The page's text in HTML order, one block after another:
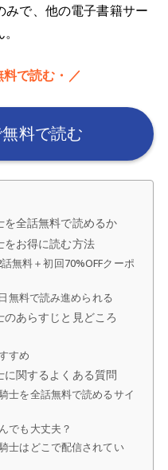
で、他の電子書籍サー
で読む・／
料で読む
全話無料で読めるか
をお得に読む方法
無料＋初回70%OFFクーポ
無料で読み進められる
あらすじと見どころ
すめ
関するよくある質問
士を全話無料で読めるサイ
でも大丈夫？
士はどこで配信されてい